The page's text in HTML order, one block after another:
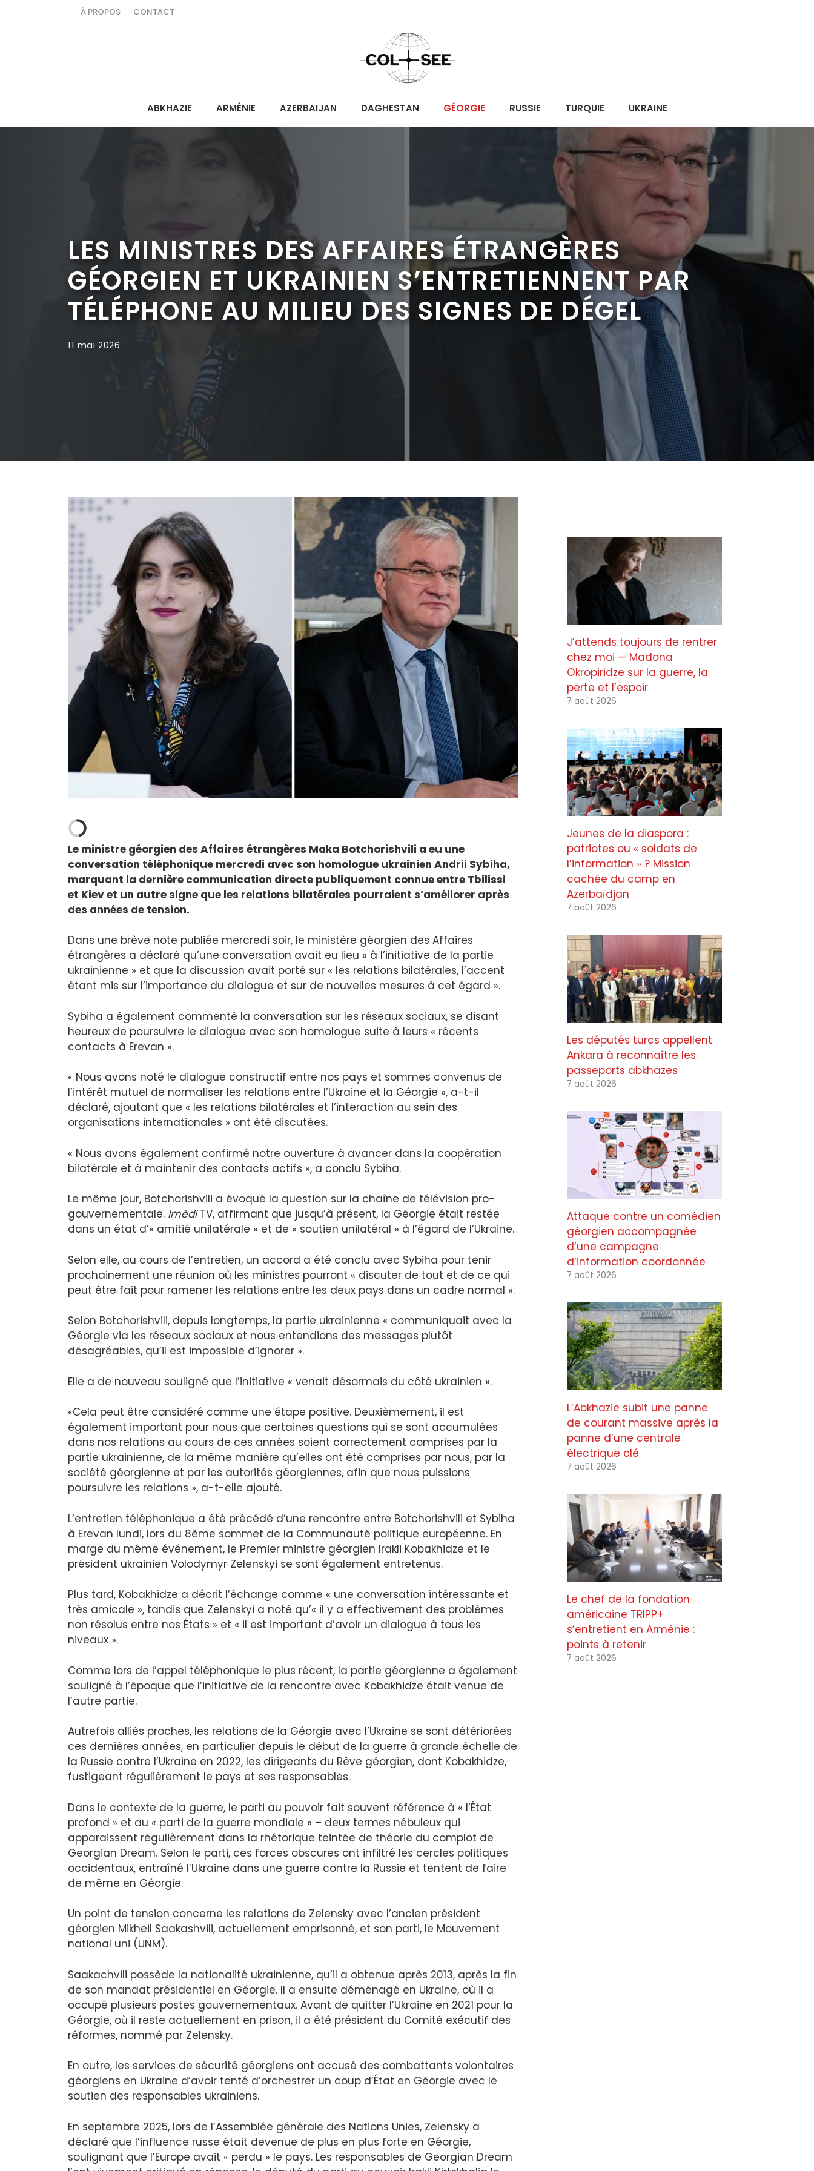
au
À PROPOS CONTACT
ABKHAZIE ARMÉNIE AZERBAIJAN DAGHESTAN GÉORGIE RUSSIE TURQUIE UKRAINE
LES MINISTRES DES AFFAIRES ÉTRANGÈRES
GÉORGIEN ET UKRAINIEN S’ENTRETIENNENT PAR
TÉLÉPHONE AU MILIEU DES SIGNES DE DÉGEL
11 mai 2026
Le ministre géorgien des Affaires étrangères Maka Botchorishvili a eu une
conversation téléphonique mercredi avec son homologue ukrainien Andrii Sybiha,
marquant la dernière communication directe publiquement connue entre Tbilissi
et Kiev et un autre signe que les relations bilatérales pourraient s’améliorer après
des années de tension.
Dans une brève note publiée mercredi soir, le ministère géorgien des Affaires
étrangères a déclaré qu’une conversation avait eu lieu « à l’initiative de la partie
ukrainienne » et que la discussion avait porté sur « les relations bilatérales, l’accent
étant mis sur l’importance du dialogue et sur de nouvelles mesures à cet égard ».
Sybiha a également commenté la conversation sur les réseaux sociaux, se disant
heureux de poursuivre le dialogue avec son homologue suite à leurs « récents
contacts à Erevan ».
« Nous avons noté le dialogue constructif entre nos pays et sommes convenus de
l’intérêt mutuel de normaliser les relations entre l’Ukraine et la Géorgie », a-t-il
déclaré, ajoutant que « les relations bilatérales et l’interaction au sein des
organisations internationales » ont été discutées.
« Nous avons également confirmé notre ouverture à avancer dans la coopération
bilatérale et à maintenir des contacts actifs », a conclu Sybiha.
Le même jour, Botchorishvili a évoqué la question sur la chaîne de télévision pro-
gouvernementale. ImédiTV, affirmant que jusqu’à présent, la Géorgie était restée
dans un état d’« amitié unilatérale » et de « soutien unilatéral » à l’égard de l’Ukraine.
Selon elle, au cours de l’entretien, un accord a été conclu avec Sybiha pour tenir
prochainement une réunion où les ministres pourront « discuter de tout et de ce qui
peut être fait pour ramener les relations entre les deux pays dans un cadre normal ».
Selon Botchorishvili, depuis longtemps, la partie ukrainienne « communiquait avec la
Géorgie via les réseaux sociaux et nous entendions des messages plutôt
désagréables, qu’il est impossible d’ignorer ».
Elle a de nouveau souligné que l’initiative « venait désormais du côté ukrainien ».
«Cela peut être considéré comme une étape positive. Deuxièmement, il est
également important pour nous que certaines questions qui se sont accumulées
dans nos relations au cours de ces années soient correctement comprises par la
partie ukrainienne, de la même manière qu’elles ont été comprises par nous, par la
société géorgienne et par les autorités géorgiennes, afin que nous puissions
poursuivre les relations », a-t-elle ajouté.
L’entretien téléphonique a été précédé d’une rencontre entre Botchorishvili et Sybiha
à Erevan lundi, lors du 8ème sommet de la Communauté politique européenne. En
marge du même événement, le Premier ministre géorgien Irakli Kobakhidze et le
président ukrainien Volodymyr Zelenskyi se sont également entretenus.
Plus tard, Kobakhidze a décrit l’échange comme « une conversation intéressante et
très amicale », tandis que Zelenskyi a noté qu’« il y a effectivement des problèmes
non résolus entre nos États » et « il est important d’avoir un dialogue à tous les
niveaux ».
Comme lors de l’appel téléphonique le plus récent, la partie géorgienne a également
souligné à l’époque que l’initiative de la rencontre avec Kobakhidze était venue de
l’autre partie.
Autrefois alliés proches, les relations de la Géorgie avec l’Ukraine se sont détériorées
ces dernières années, en particulier depuis le début de la guerre à grande échelle de
la Russie contre l’Ukraine en 2022, les dirigeants du Rêve géorgien, dont Kobakhidze,
fustigeant régulièrement le pays et ses responsables.
Dans le contexte de la guerre, le parti au pouvoir fait souvent référence à « l’État
profond » et au « parti de la guerre mondiale » – deux termes nébuleux qui
apparaissent régulièrement dans la rhétorique teintée de théorie du complot de
Georgian Dream. Selon le parti, ces forces obscures ont infiltré les cercles politiques
occidentaux, entraîné l’Ukraine dans une guerre contre la Russie et tentent de faire
de même en Géorgie.
Un point de tension concerne les relations de Zelensky avec l’ancien président
géorgien Mikheil Saakashvili, actuellement emprisonné, et son parti, le Mouvement
national uni (UNM).
Saakachvili possède la nationalité ukrainienne, qu’il a obtenue après 2013, après la fin
de son mandat présidentiel en Géorgie. Il a ensuite déménagé en Ukraine, où il a
occupé plusieurs postes gouvernementaux. Avant de quitter l’Ukraine en 2021 pour la
Géorgie, où il reste actuellement en prison, il a été président du Comité exécutif des
réformes, nommé par Zelensky.
En outre, les services de sécurité géorgiens ont accusé des combattants volontaires
géorgiens en Ukraine d’avoir tenté d’orchestrer un coup d’État en Géorgie avec le
soutien des responsables ukrainiens.
En septembre 2025, lors de l’Assemblée générale des Nations Unies, Zelensky a
déclaré que l’influence russe était devenue de plus en plus forte en Géorgie,
soulignant que l’Europe avait « perdu » le pays. Les responsables de Georgian Dream
J’attends toujours de rentrer
chez moi — Madona
Okropiridze sur la guerre, la
perte et l’espoir
7 août 2026
Jeunes de la diaspora :
patriotes ou « soldats de
l’information » ? Mission
cachée du camp en
Azerbaïdjan
7 août 2026
Les députés turcs appellent
Ankara à reconnaître les
passeports abkhazes
7 août 2026
Attaque contre un comédien
géorgien accompagnée
d’une campagne
d’information coordonnée
7 août 2026
L’Abkhazie subit une panne
de courant massive après la
panne d’une centrale
électrique clé
7 août 2026
Le chef de la fondation
américaine TRIPP+
s’entretient en Arménie :
points à retenir
7 août 2026